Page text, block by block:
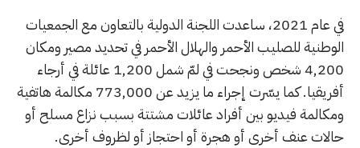
في عام 2021، ساعدت اللجنة الدولية بالتعاون مع الجمعيات
الوطنية للصليب الأحمر والهلال الأحمر في تحديد مصير ومكان
4,200 شخص ونجحت في لمّ شمل 1,200 عائلة في أرجاء
أفريقيا. كما يسّرت إجراء ما يزيد عن 773,000 مكالمة هاتفية
ومكالمة فيديو بين أفراد عائلات مشتتة بسبب نزاع مسلح أو
حالات عنف أخرى أو هجرة أو احتجاز أو لظروف أخرى.